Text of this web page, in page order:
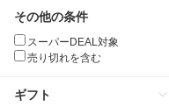
その他の条件
スーパーDEAL対象
売り切れを含む
ギフト